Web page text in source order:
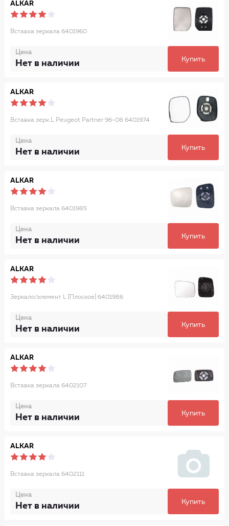
ALKAR
Вставка зеркала 6401960
Цена
Нет в наличии Купить
ALKAR
Вставка зерк.L Peugeot Partner 96-08 6401974
Цена
Нет в наличии Купить
ALKAR
Вставка зеркала 6401985
Цена
Нет в наличии Купить
ALKAR
Зеркало/элемент L [Плоское] 6401986
Цена
Нет в наличии Купить
ALKAR
Вставка зеркала 6402107
Цена
Нет в наличии Купить
ALKAR
Вставка зеркала 6402111
Цена
Нет в наличии Купить